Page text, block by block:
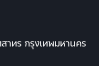
าทร กรุงเทพมหานคร